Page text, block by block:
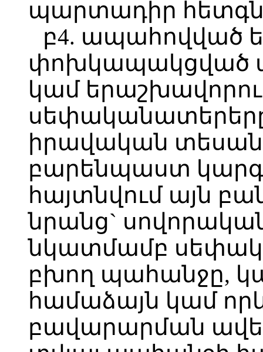
պարտադիր
բ4. ապահովված
փոխկապակցված
կամ
իրավական
բարենպաստ
հայտնվում այն
նրանց`
նկատմամբ
բխող պահանջը,
համաձայն կամ
բավարարման